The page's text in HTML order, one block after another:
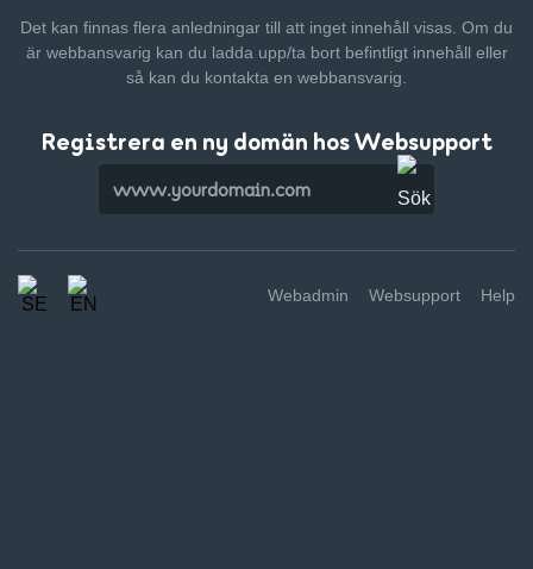
Det kan finnas flera anledningar till att inget innehåll visas. Om du
är webbansvarig kan du ladda upp/ta bort befintligt innehåll eller
så kan du kontakta en webbansvarig.
Registrera en ny domän hos Websupport
Webadmin Websupport Help